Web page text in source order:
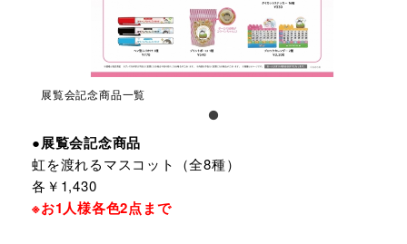
展覧会記念商品一覧
●展覧会記念商品
虹を渡れるマスコット（全8種）
各￥1,430
※お1人様各色2点まで